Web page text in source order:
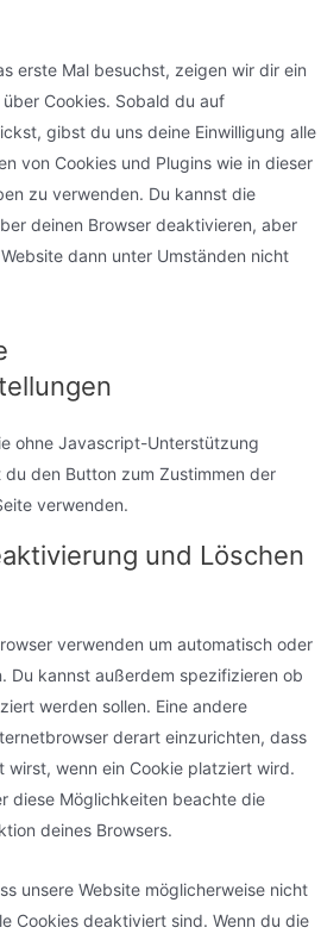
erste Mal besuchst, zeigen wir dir ein
Cookies. Sobald du auf
gibst du uns deine Einwilligung alle
von Cookies und Plugins wie in dieser
zu verwenden. Du kannst die
deinen Browser deaktivieren, aber
dann unter Umständen nicht
ohne Javascript-Unterstützung
den Button zum Zustimmen der
verwenden.
und Löschen
verwenden um automatisch oder
Du kannst außerdem spezifizieren ob
werden sollen. Eine andere
derart einzurichten, dass
wenn ein Cookie platziert wird.
diese Möglichkeiten beachte die
deines Browsers.
unsere Website möglicherweise nicht
Cookies deaktiviert sind. Wenn du die